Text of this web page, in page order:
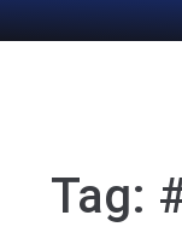
Tag: